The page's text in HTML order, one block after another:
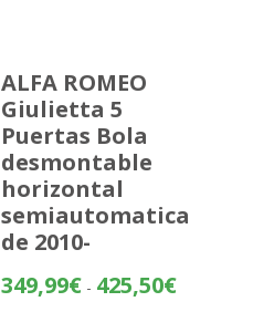
ALFA ROMEO
Giulietta 5
Puertas Bola
desmontable
horizontal
semiautomatica
de 2010-
349,99€ - 425,50€Rango